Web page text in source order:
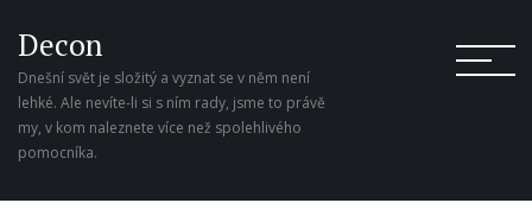
Decon
Dnešní svět je složitý a vyznat se v něm není
lehké. Ale nevíte-li si s ním rady, jsme to právě
my, v kom naleznete více než spolehlivého
pomocníka.